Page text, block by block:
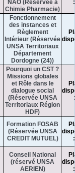
NAO (Réservée à
Chimie Pharmacie)
Fonctionnement
des instances et
Règlement
Intérieur (Réservée
UNSA Territoriaux
Département
Dordogne (24))
Pourquoi un CST ?
Missions globales
et Rôle dans le
dialogue social
(Réservée UNSA
Territoriaux Région
HDF)
Formation FOSAB
(Réservée UNSA
CREDIT MUTUEL)
Conseil National
(réservé UNSA
AERIEN)